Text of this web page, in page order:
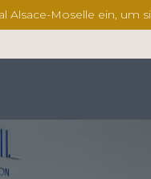
Alsace-Moselle ein,